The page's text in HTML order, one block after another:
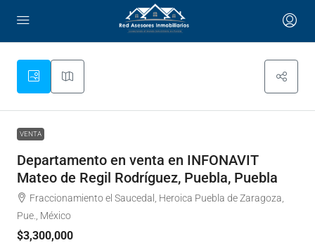
VENTA
Departamento en venta en INFONAVIT
Mateo de Regil Rodríguez, Puebla, Puebla
Fraccionamiento el Saucedal, Heroica Puebla de Zaragoza,
Pue., México
$3,300,000